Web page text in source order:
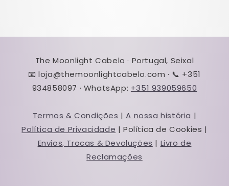
The Moonlight Cabelo · Portugal, Seixal
📧 loja@themoonlightcabelo.com · 📞 +351
934858097 · WhatsApp: +351 939059650
Termos & Condições |A nossa história |
Política de Privacidade | Política de Cookies |
Envios, Trocas & Devoluções | Livro de
Reclamações